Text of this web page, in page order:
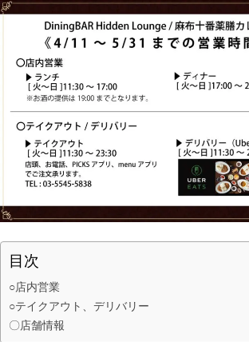
目次
○店内営業
○テイクアウト、デリバリー
〇店舗情報